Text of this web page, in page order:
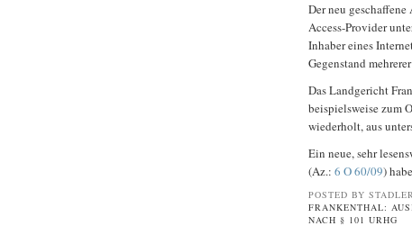
Der neu
Access-Provider
Inhaber eines
Gegenstand
Das Landgericht
beispielsweise zum
wiederholt, aus
Ein neue, sehr
(Az.: 6 O 60/09)
POSTED BY
FRANKENTHAL:
NACH § 101 URHG